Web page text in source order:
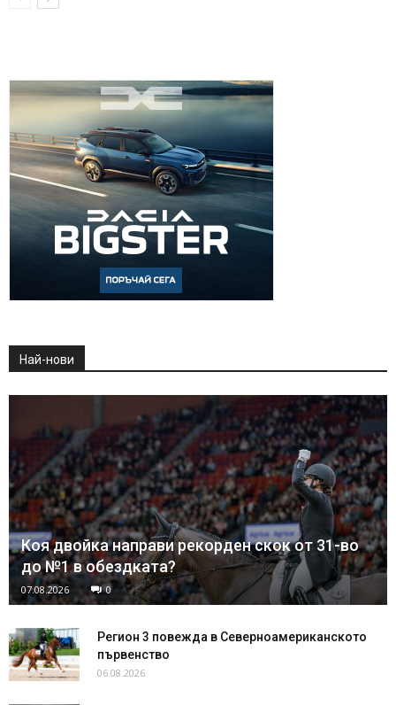
Най-нови
Коя двойка направи рекорден скок от 31-во
до №1 в обездката?
07.08.2026 0
Регион 3 повежда в Северноамериканското
първенство
06.08.2026